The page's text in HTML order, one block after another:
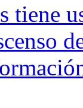
tiene